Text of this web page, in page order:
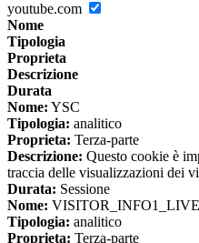
youtube.com
Nome
Tipologia
Proprieta
Descrizione
Durata
Nome: YSC
Tipologia: analitico
Proprieta: Terza-parte
Descrizione: Questo cookie è
traccia delle visualizzazioni dei
Durata: Sessione
Nome: VISITOR_INFO1_LIVE
Tipologia: analitico
Proprieta: Terza-parte